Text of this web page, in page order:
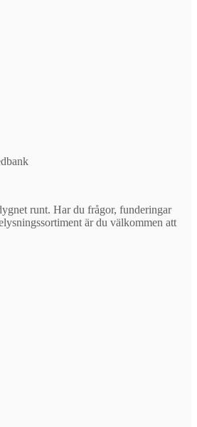
runt. Har du frågor, funderingar
är du välkommen att